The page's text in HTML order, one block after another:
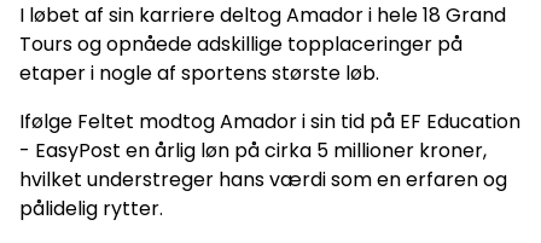
I løbet af sin karriere deltog Amador i hele 18 Grand
Tours og opnåede adskillige topplaceringer på
etaper i nogle af sportens største løb.
Ifølge Feltet modtog Amador i sin tid på EF Education
- EasyPost en årlig løn på cirka 5 millioner kroner,
hvilket understreger hans værdi som en erfaren og
pålidelig rytter.